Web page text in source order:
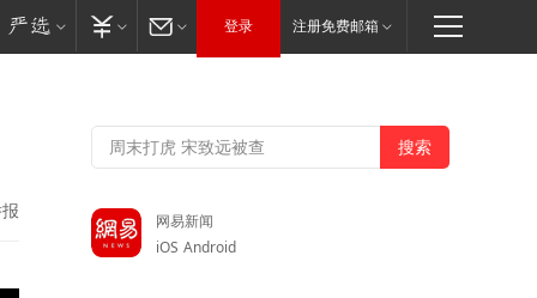
登录 注册免费邮箱
网易新闻
iOS Android